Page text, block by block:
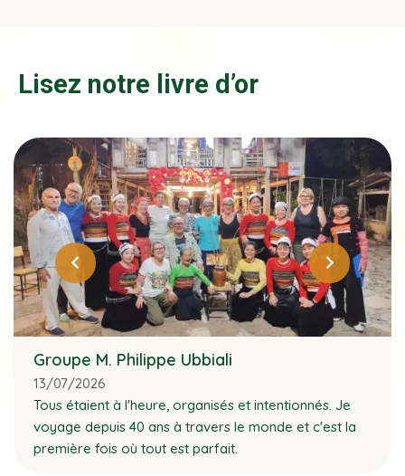
Lisez notre livre d’or
Groupe M. Philippe Ubbiali
13/07/2026
Tous étaient à l'heure, organisés et intentionnés. Je
voyage depuis 40 ans à travers le monde et c'est la
première fois où tout est parfait.